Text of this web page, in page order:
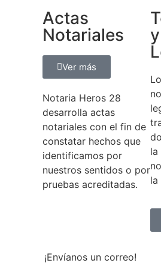
Actas
Notariales
Ver más
Notaria Heros 28
desarrolla actas
notariales con el fin de
constatar hechos que
identificamos por
nuestros sentidos o por
pruebas acreditadas.
y
la
la
¡Envíanos un correo!